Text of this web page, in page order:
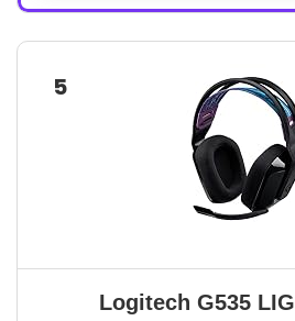
5
Logitech G535